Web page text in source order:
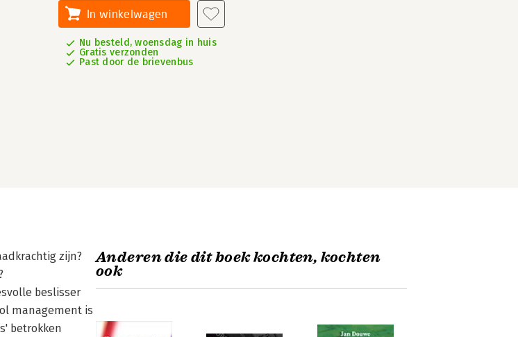
In winkelwagen
Nu besteld, woensdag in huis
Gratis verzonden
Past door de brievenbus
zijn?
beslisser
management is
betrokken
Anderen die dit boek kochten, kochten
ook